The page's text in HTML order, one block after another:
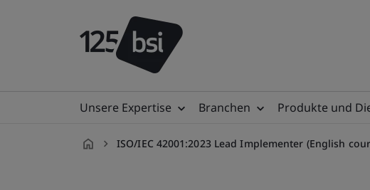
Unsere Expertise Branchen Produkte und
ISO/IEC 42001:2023 Lead Implementer (English